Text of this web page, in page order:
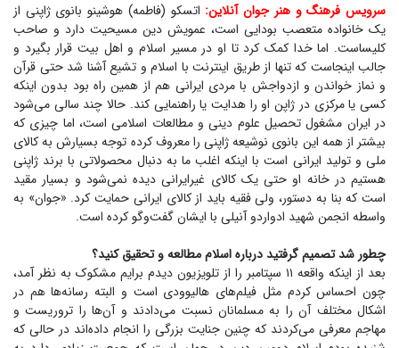
سرویس فرهنگ و هنر جوان آنلاین: اتسکو (فاطمه) هوشینو بانوی ژاپنی از
یک خانواده متعصب بودایی است، عمویش دین مسیحیت دارد و صاحب
کلیساست. اما خدا کمک کرد تا او در مسیر اسلام و اهل بیت قرار بگیرد و
جالب اینجاست که تنها از طریق اینترنت با اسلام و تشیع آشنا شد حتی قرآن
و نماز خواندن و ازدواجش با مردی ایرانی هم از همین راه بود بدون اینکه
کسی یا مرکزی در ژاپن او را هدایت یا راهنمایی کند. حالا چند سالی می‌شود
در ایران مشغول تحصیل علوم دینی و مطالعات اسلامی است، اما چیزی که
بیشتر از همه این بانوی نوشیعه ژاپنی را معروف کرده توجه بسیارش به کالای
ملی و تولید ایرانی است با اینکه اغلب ما به دنبال محصولاتی با برند ژاپنی
هستیم در خانه او حتی یک کالای غیرایرانی دیده نمی‌شود و بسیار مقید
است که بنا به دستور، ولی فقیه باید از کالای ایرانی حمایت کرد. «جوان» به
واسطه انجمن شهید ادواردو آنیلی با ایشان گفت‌وگو کرده است.
چطور شد تصمیم گرفتید درباره اسلام مطالعه و تحقیق کنید؟
بعد از اینکه واقعه ۱۱ سپتامبر را از تلویزیون دیدم برایم مشکوک به نظر آمد،
چون احساس کردم مثل فیلم‌های هالیوودی است و البته رسانه‌ها هم در
اشکال مختلف آن را به مسلمانان نسبت می‌دادند و آن‌ها را تروریست و
مهاجم معرفی می‌کردند که چنین جنایت بزرگی را انجام داده‌اند در حالی که